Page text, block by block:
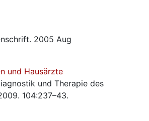
2005 Aug
und Hausärzte
und Therapie des
104:237–43.